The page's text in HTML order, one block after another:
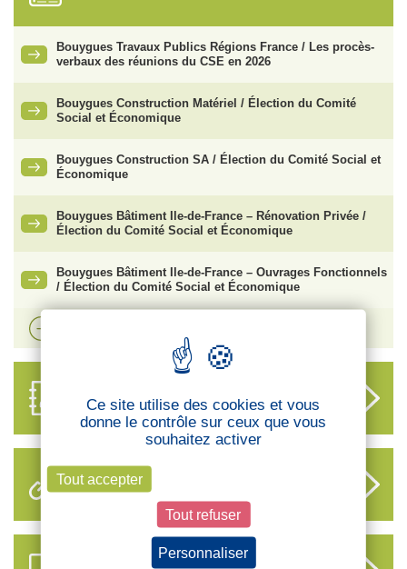
Bouygues Travaux Publics Régions France / Les procès-
verbaux des réunions du CSE en 2026
Bouygues Construction Matériel / Élection du Comité
Social et Économique
Bouygues Construction SA / Élection du Comité Social et
Économique
Bouygues Bâtiment Ile-de-France – Rénovation Privée /
Élection du Comité Social et Économique
Bouygues Bâtiment Ile-de-France – Ouvrages Fonctionnels
/ Élection du Comité Social et Économique
DES DÉLÉGUÉS
LIENS UTILES
S’ABONNER AUX NOUVEAUX
Ce site utilise des cookies et vous
donne le contrôle sur ceux que vous
souhaitez activer
Tout accepter
Tout refuser
Personnaliser